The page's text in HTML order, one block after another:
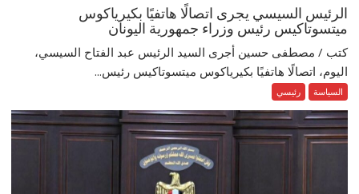
الرئيس السيسي يجرى اتصالًا هاتفيًا بكيرياكوس
ميتسوتاكيس رئيس وزراء جمهورية اليونان
كتب / مصطفى حسين أجرى السيد الرئيس عبد الفتاح السيسي،
اليوم، اتصالًا هاتفيًا بكيرياكوس ميتسوتاكيس رئيس...
السياسة رئيسي